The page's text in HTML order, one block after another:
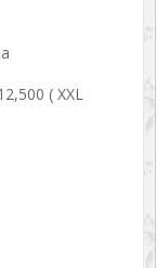
( XXL